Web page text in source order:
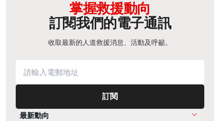
掌握救援動向
訂閱我們的電子通訊
收取最新的人道救援消息、活動及呼籲。
訂閱
最新動向